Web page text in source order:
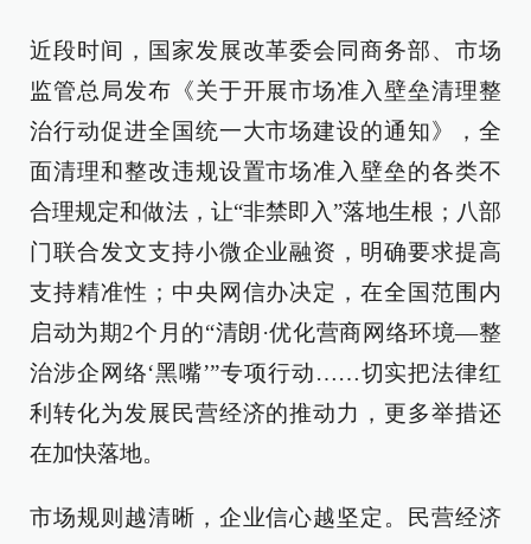
近段时间，国家发展改革委会同商务部、市场
监管总局发布《关于开展市场准入壁垒清理整
治行动促进全国统一大市场建设的通知》，全
面清理和整改违规设置市场准入壁垒的各类不
合理规定和做法，让“非禁即入”落地生根；八部
门联合发文支持小微企业融资，明确要求提高
支持精准性；中央网信办决定，在全国范围内
启动为期2个月的“清朗·优化营商网络环境—整
治涉企网络‘黑嘴’”专项行动……切实把法律红
利转化为发展民营经济的推动力，更多举措还
在加快落地。
市场规则越清晰，企业信心越坚定。民营经济